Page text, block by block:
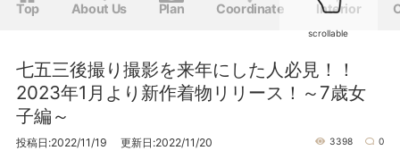
Top About Us Plan Coordinate Interior
七五三後撮り撮影を来年にした人必見！！
2023年1月より新作着物リリース！～7歳女
子編～
投稿日:2022/11/19 更新日:2022/11/20 3398 0